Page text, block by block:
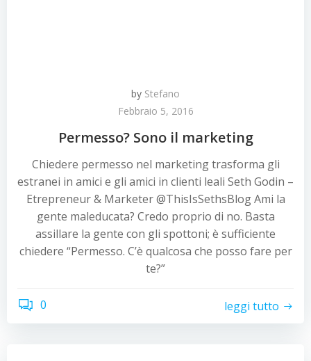
by Stefano
Febbraio 5, 2016
Permesso? Sono il marketing
Chiedere permesso nel marketing trasforma gli
estranei in amici e gli amici in clienti leali Seth Godin –
Etrepreneur & Marketer @ThisIsSethsBlog Ami la
gente maleducata? Credo proprio di no. Basta
assillare la gente con gli spottoni; è sufficiente
chiedere “Permesso. C’è qualcosa che posso fare per
te?”
0 leggi tutto